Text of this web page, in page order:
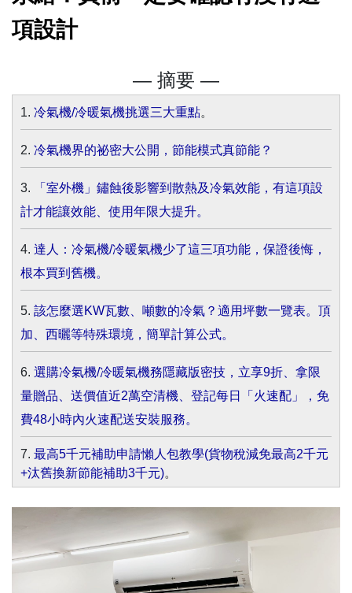
項設計
— 摘要 —
1. 冷氣機/冷暖氣機挑選三大重點。
2. 冷氣機界的祕密大公開，節能模式真節能？
3.
「室外機」鏽蝕後影響到散熱及冷氣效能，有這項設
計才能讓效能、使用年限大提升。
4. 達人：冷氣機/冷暖氣機少了這三項功能，保證後悔，
根本買到舊機。
5. 該怎麼選KW瓦數、噸數的冷氣？適用坪數一覽表。頂
加、西曬等特殊環境，簡單計算公式。
6. 選購冷氣機/冷暖氣機務隱藏版密技，立享9折、拿限
量贈品、送價值近2萬空清機、登記每日「火速配」，免
費48小時內火速配送安裝服務。
7. 最高5千元補助申請懶人包教學(貨物稅減免最高2千元
+汰舊換新節能補助3千元)。